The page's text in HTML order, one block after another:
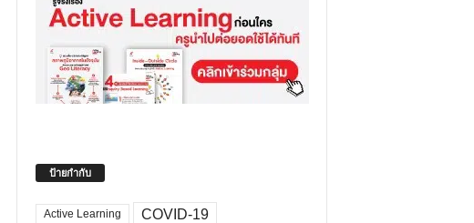
ป้ายกำกับ
Active Learning
COVID-19